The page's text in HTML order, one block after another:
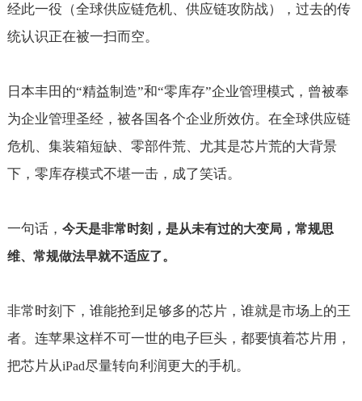
经此一役（全球供应链危机、供应链攻防战），过去的传
统认识正在被一扫而空。
日本丰田的“精益制造”和“零库存”企业管理模式，曾被奉
为企业管理圣经，被各国各个企业所效仿。在全球供应链
危机、集装箱短缺、零部件荒、尤其是芯片荒的大背景
下，零库存模式不堪一击，成了笑话。
一句话， 今天是非常时刻，是从未有过的大变局，常规思
维、常规做法早就不适应了。
非常时刻下，谁能抢到足够多的芯片，谁就是市场上的王
者。连苹果这样不可一世的电子巨头，都要慎着芯片用，
把芯片从iPad尽量转向利润更大的手机。